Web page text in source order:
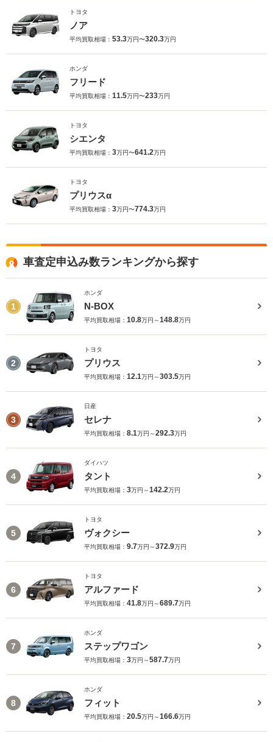
トヨタ
ノア
平均買取相場： 53.3万円〜320.3万円
ホンダ
フリード
平均買取相場： 11.5万円〜233万円
トヨタ
シエンタ
平均買取相場： 3万円〜641.2万円
トヨタ
プリウスα
平均買取相場： 3万円〜774.3万円
車査定申込み数ランキングから探す
1
ホンダ
N-BOX
平均買取相場： 10.8万円～148.8万円
2
トヨタ
プリウス
平均買取相場： 12.1万円～303.5万円
3
日産
セレナ
平均買取相場： 8.1万円～292.3万円
4
ダイハツ
タント
平均買取相場： 3万円～142.2万円
5
トヨタ
ヴォクシー
平均買取相場： 9.7万円～372.9万円
6
トヨタ
アルファード
平均買取相場： 41.8万円～689.7万円
7
ホンダ
ステップワゴン
平均買取相場： 3万円～587.7万円
8
ホンダ
フィット
平均買取相場： 20.5万円～166.6万円